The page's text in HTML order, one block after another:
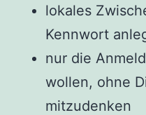
lokales
Kennwort
nur die
wollen, ohne
mitzudenken